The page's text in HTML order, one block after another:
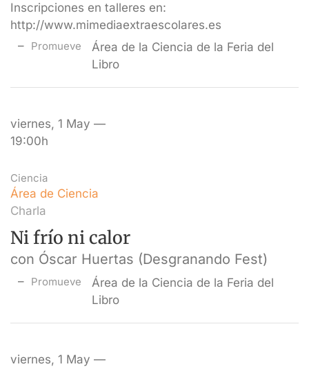
Inscripciones en talleres en:
http://www.mimediaextraescolares.es
Promueve
Área de la Ciencia de la Feria del
Libro
viernes, 1 May —
19:00h
Ciencia
Área de Ciencia
Charla
Ni frío ni calor
con Óscar Huertas (Desgranando Fest)
Promueve
Área de la Ciencia de la Feria del
Libro
viernes, 1 May —